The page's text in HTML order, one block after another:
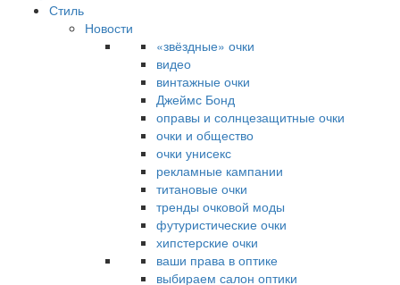
Стиль
Новости
«звёздные» очки
видео
винтажные очки
Джеймс Бонд
оправы и солнцезащитные очки
очки и общество
очки унисекс
рекламные кампании
титановые очки
тренды очковой моды
футуристические очки
хипстерские очки
ваши права в оптике
выбираем салон оптики